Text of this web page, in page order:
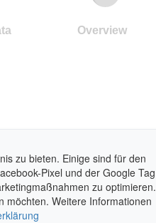
Overview
zu bieten. Einige sind für den
Pixel und der Google Tag
zu optimieren.
möchten. Weitere Informationen